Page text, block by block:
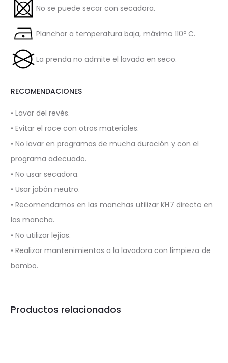
No se puede secar con secadora.
Planchar a temperatura baja, máximo 110º C.
La prenda no admite el lavado en seco.
RECOMENDACIONES
• Lavar del revés.
• Evitar el roce con otros materiales.
• No lavar en programas de mucha duración y con el
programa adecuado.
• No usar secadora.
• Usar jabón neutro.
• Recomendamos en las manchas utilizar KH7 directo en
las mancha.
• No utilizar lejías.
• Realizar mantenimientos a la lavadora con limpieza de
bombo.
Productos relacionados